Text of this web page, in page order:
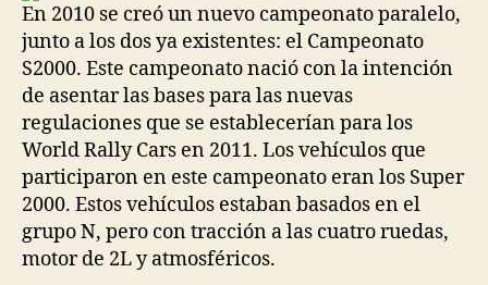
En 2010 se creó un nuevo campeonato paralelo,
junto a los dos ya existentes: el Campeonato
S2000. Este campeonato nació con la intención
de asentar las bases para las nuevas
regulaciones que se establecerían para los
World Rally Cars en 2011. Los vehículos que
participaron en este campeonato eran los Super
2000. Estos vehículos estaban basados en el
grupo N, pero con tracción a las cuatro ruedas,
motor de 2L y atmosféricos.